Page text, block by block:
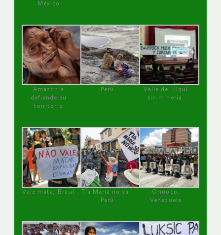
México
Amazonía
defiende su
territorio
Perú
Valle del Elqui
sin minería.
Vale mata, Brasil
Tía María no va !
Perú
Orinoco,
Venezuela